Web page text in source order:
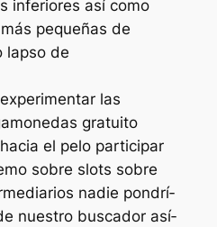
inferiores así­ como
pequeñas de
lapso de
las
gratuito
el pelo participar
sobre slots sobre
nadie pondrí­
nuestro buscador así­